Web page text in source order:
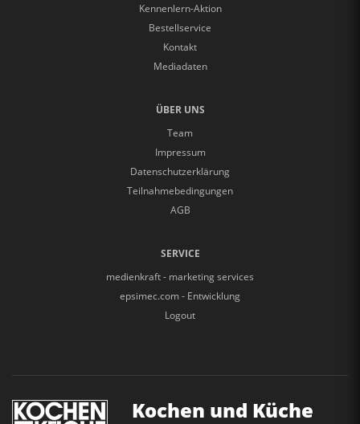
Kennenlern-Aktion
Bestellservice
Kontakt
Mediadaten
ÜBER UNS
Team
Impressum
Datenschutzerklärung
Teilnahmebedingungen
AGB
SERVICE
medienkraft - marketing services
epsimec.com - Entwicklung
Logout
Kochen und Küche